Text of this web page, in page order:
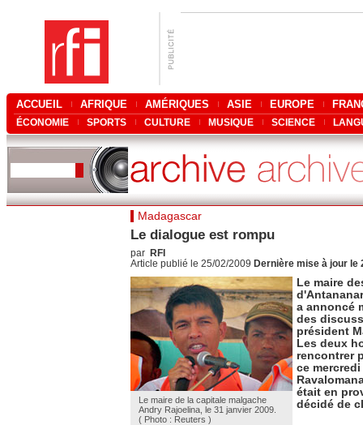
ACCUEIL AFRIQUE AMÉRIQUES ASIE EUROPE
ÉCONOMIE SPORTS CULTURE MUSIQUE SCIENCE
Madagascar
Le dialogue est rompu
par RFI
Article publié le 25/02/2009 Dernière mise à jour le
Le maire de la capitale malgache
Andry Rajoelina, le 31 janvier 2009.
( Photo : Reuters )
Le maire
a annoncé
des
président
Les deux
rencontrer
ce
était en
décidé de